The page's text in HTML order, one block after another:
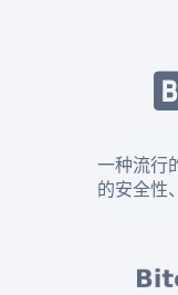
一种流行
的安全性